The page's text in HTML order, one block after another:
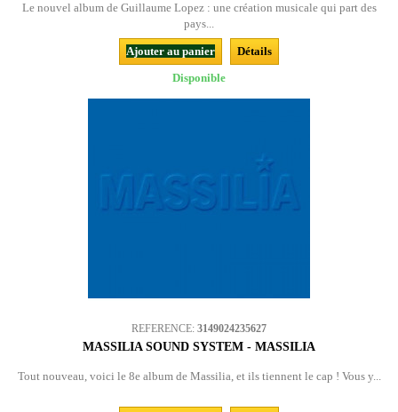
Le nouvel album de Guillaume Lopez : une création musicale qui part des
pays...
Ajouter au panier
Détails
Disponible
REFERENCE: 3149024235627
MASSILIA SOUND SYSTEM - MASSILIA
Tout nouveau, voici le 8e album de Massilia, et ils tiennent le cap ! Vous y...